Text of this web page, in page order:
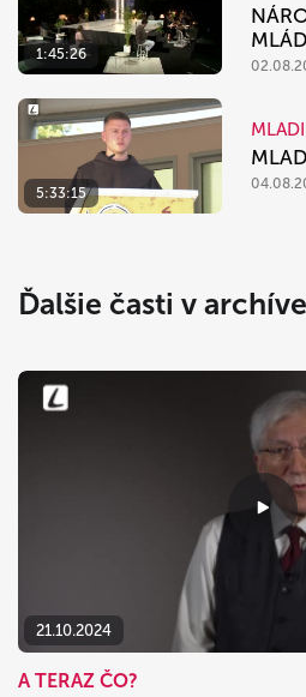
1:45:26
5:33:15
Ďalšie časti v archíve
21.10.2024
A TERAZ ČO?